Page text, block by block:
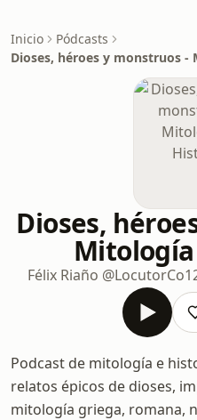
Inicio
Pódcasts
Dioses, héroes y monstruos
Dioses,
Félix Riaño @LocutorCo
Podcast de mitología e
relatos épicos de dioses,
mitología griega, romana,